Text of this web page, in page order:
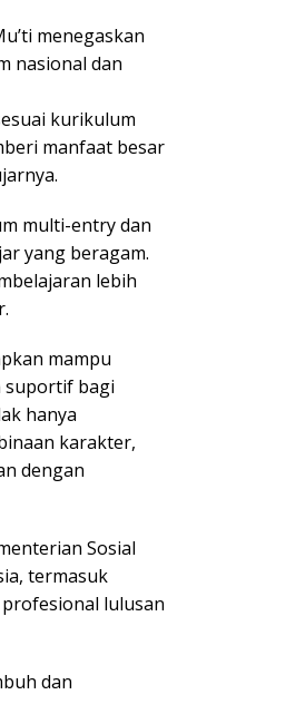
menegaskan
nasional dan
kurikulum
manfaat besar
multi-entry dan
yang beragam.
lebih
mampu
suportif bagi
hanya
karakter,
dengan
Sosial
termasuk
lulusan
dan